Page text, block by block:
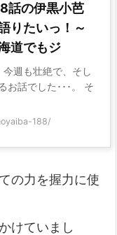
話の伊黒小芭
りたいっ！～
道でもジ
週も壮絶で、そし
お話でした･･･。 そ
188/
の力を握力に使
けていまし